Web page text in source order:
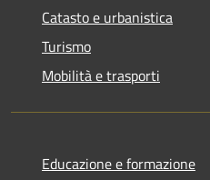
Catasto e urbanistica
Turismo
Mobilità e trasporti
Educazione e formazione